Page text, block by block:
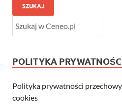
SZUKAJ
POLITYKA
Polityka prywatności
cookies